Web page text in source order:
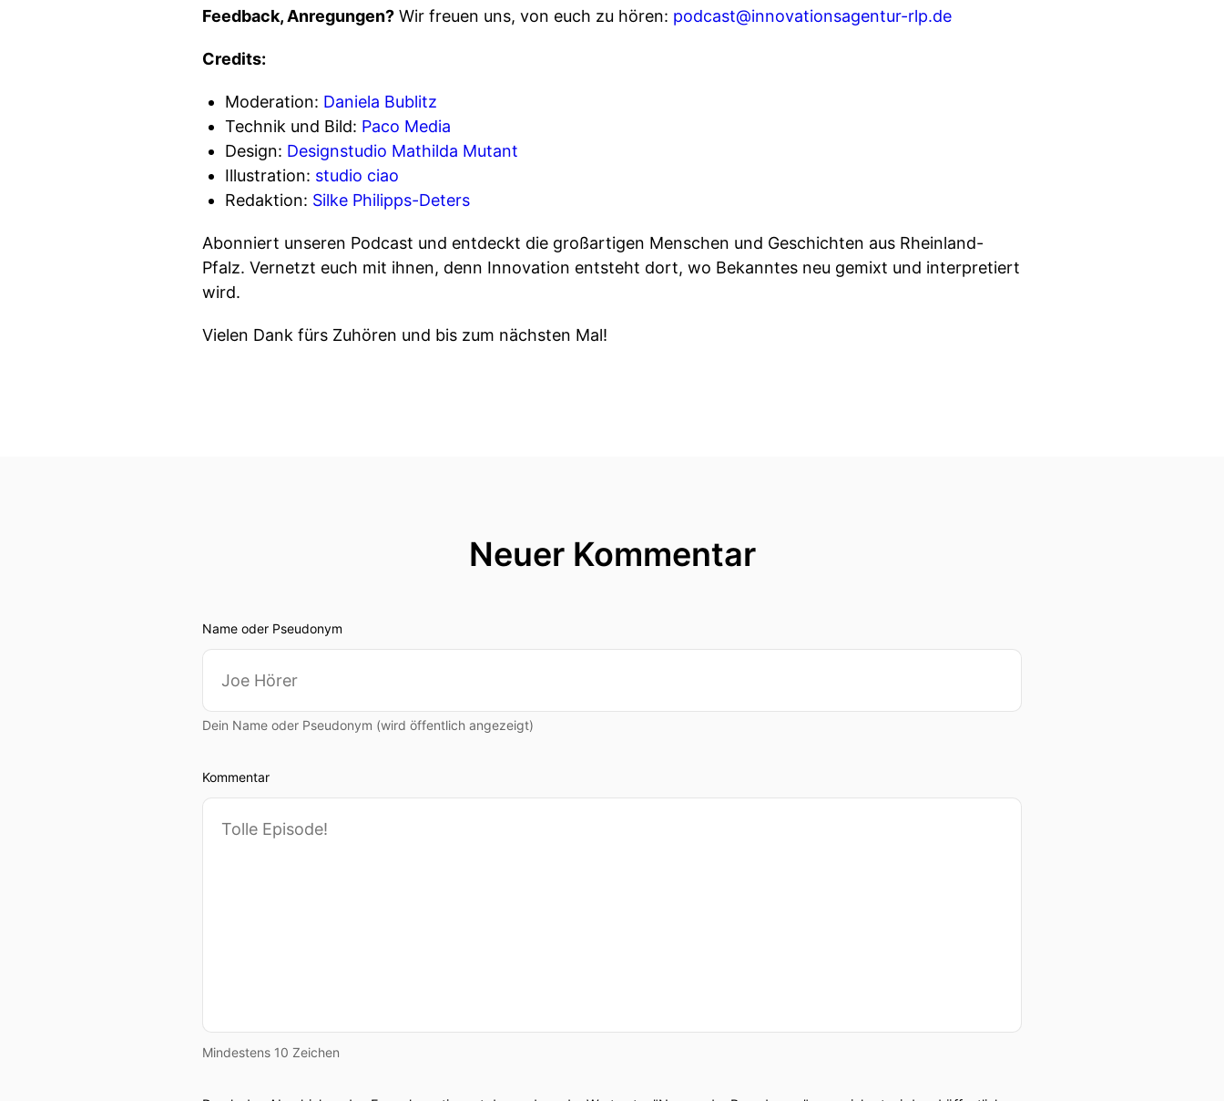
Feedback, Anregungen? Wir freuen uns, von euch zu hören: podcast@innovationsagentur-rlp.de
Credits:
Moderation: Daniela Bublitz
Technik und Bild: Paco Media
Design: Designstudio Mathilda Mutant
Illustration: studio ciao
Redaktion: Silke Philipps-Deters
Abonniert unseren Podcast und entdeckt die großartigen Menschen und Geschichten aus Rheinland-
Pfalz. Vernetzt euch mit ihnen, denn Innovation entsteht dort, wo Bekanntes neu gemixt und interpretiert
wird.
Vielen Dank fürs Zuhören und bis zum nächsten Mal!
Neuer Kommentar
Name oder Pseudonym
Dein Name oder Pseudonym (wird öffentlich angezeigt)
Kommentar
Mindestens 10 Zeichen